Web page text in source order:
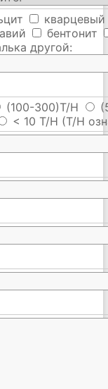
кварцевый
бентонит
другой:
(100-300)T/H
< 10 T/H (T/H